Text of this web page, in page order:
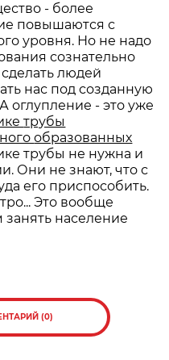
- более
повышаются с
уровня. Но не надо
сознательно
людей
нас под созданную
оглупление - это уже
трубы
образованных
трубы не нужна и
Они не знают, что с
его приспособить.
Это вообще
население
(0)